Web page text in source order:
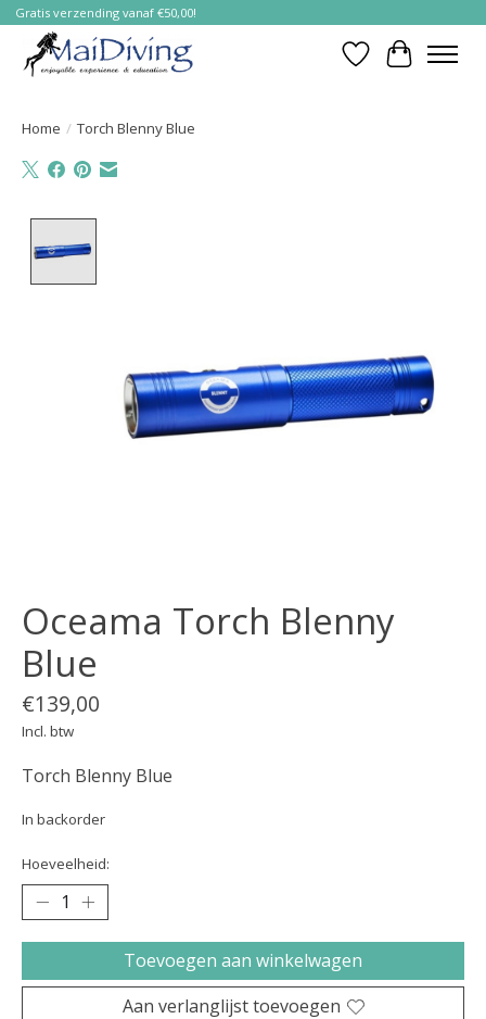
Gratis verzending vanaf €50,00!
Verlanglijst
Home / Torch Blenny Blue
Oceama Torch Blenny
Blue
€139,00
Incl. btw
Torch Blenny Blue
In backorder
Hoeveelheid:
Toevoegen aan winkelwagen
Aan verlanglijst toevoegen